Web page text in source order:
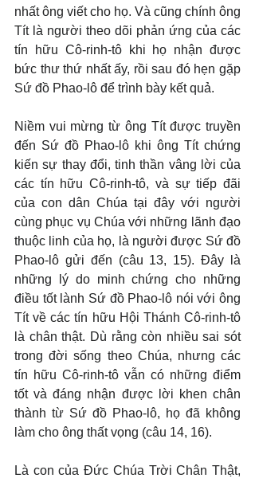
nhất ông viết cho họ. Và cũng chính ông
Tít là người theo dõi phản ứng của các
tín hữu Cô-rinh-tô khi họ nhận được
bức thư thứ nhất ấy, rồi sau đó hẹn gặp
Sứ đồ Phao-lô để trình bày kết quả.
Niềm vui mừng từ ông Tít được truyền
đến Sứ đồ Phao-lô khi ông Tít chứng
kiến sự thay đổi, tinh thần vâng lời của
các tín hữu Cô-rinh-tô, và sự tiếp đãi
của con dân Chúa tại đây với người
cùng phục vụ Chúa với những lãnh đạo
thuộc linh của họ, là người được Sứ đồ
Phao-lô gửi đến (câu 13, 15). Đây là
những lý do minh chứng cho những
điều tốt lành Sứ đồ Phao-lô nói với ông
Tít về các tín hữu Hội Thánh Cô-rinh-tô
là chân thật. Dù rằng còn nhiều sai sót
trong đời sống theo Chúa, nhưng các
tín hữu Cô-rinh-tô vẫn có những điểm
tốt và đáng nhận được lời khen chân
thành từ Sứ đồ Phao-lô, họ đã không
làm cho ông thất vọng (câu 14, 16).
Là con của Đức Chúa Trời Chân Thật,